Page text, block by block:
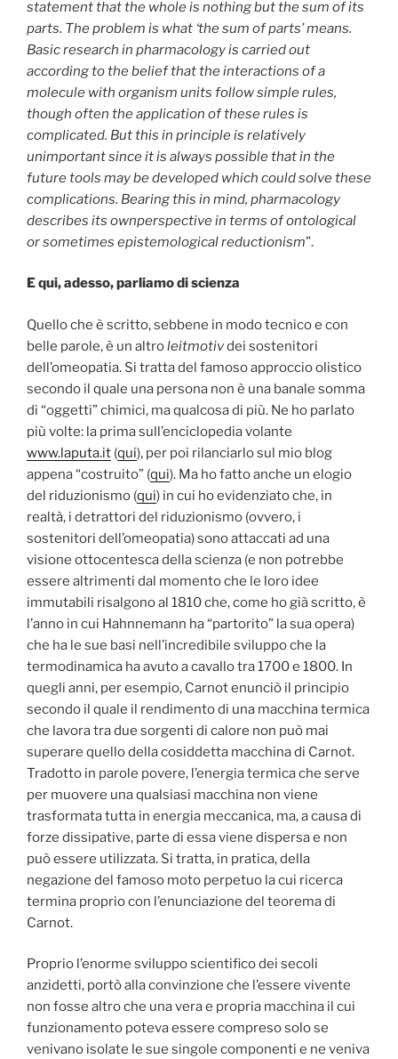
statement that the whole is nothing but the sum of its
parts. The problem is what ‘the sum of parts’ means.
Basic research in pharmacology is carried out
according to the belief that the interactions of a
molecule with organism units follow simple rules,
though often the application of these rules is
complicated. But this in principle is relatively
unimportant since it is always possible that in the
future tools may be developed which could solve these
complications. Bearing this in mind, pharmacology
describes its ownperspective in terms of ontological
or sometimes epistemological reductionism”.
E qui, adesso, parliamo di scienza
Quello che è scritto, sebbene in modo tecnico e con
belle parole, è un altroleitmotivdei sostenitori
dell’omeopatia. Si tratta del famoso approccio olistico
secondo il quale una persona non è una banale somma
di “oggetti” chimici, ma qualcosa di più. Ne ho parlato
più volte: la prima sull’enciclopedia volante
www.laputa.it (qui), per poi rilanciarlo sul mio blog
appena “costruito” (qui). Ma ho fatto anche un elogio
del riduzionismo (qui) in cui ho evidenziato che, in
realtà, i detrattori del riduzionismo (ovvero, i
sostenitori dell’omeopatia) sono attaccati ad una
visione ottocentesca della scienza (e non potrebbe
essere altrimenti dal momento che le loro idee
immutabili risalgono al 1810 che, come ho già scritto, è
l’anno in cui Hahnnemann ha “partorito” la sua opera)
che ha le sue basi nell’incredibile sviluppo che la
termodinamica ha avuto a cavallo tra 1700 e 1800. In
quegli anni, per esempio, Carnot enunciò il principio
secondo il quale il rendimento di una macchina termica
che lavora tra due sorgenti di calore non può mai
superare quello della cosiddetta macchina di Carnot.
Tradotto in parole povere, l’energia termica che serve
per muovere una qualsiasi macchina non viene
trasformata tutta in energia meccanica, ma, a causa di
forze dissipative, parte di essa viene dispersa e non
può essere utilizzata. Si tratta, in pratica, della
negazione del famoso moto perpetuo la cui ricerca
termina proprio con l’enunciazione del teorema di
Carnot.
Proprio l’enorme sviluppo scientifico dei secoli
anzidetti, portò alla convinzione che l’essere vivente
non fosse altro che una vera e propria macchina il cui
funzionamento poteva essere compreso solo se
venivano isolate le sue singole componenti e ne veniva